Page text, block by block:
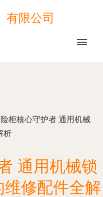
有限公司
柜核心守护者 通用机械
析
通用机械锁
修配件全解